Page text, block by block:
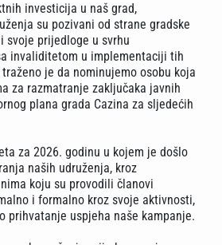
investicija u naš grad,
su pozivani od strane gradske
svoje prijedloge u svrhu
invaliditetom u implementaciji tih
je da nominujemo osobu koja
za razmatranje zaključaka javnih
plana grada Cazina za sljedećih
za 2026. godinu u kojem je došlo
naših udruženja, kroz
koju su provodili članovi
i formalno kroz svoje aktivnosti,
prihvatanje uspjeha naše kampanje.